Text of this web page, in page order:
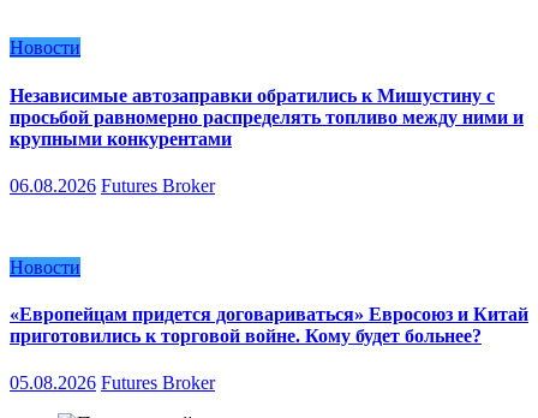
Новости
Независимые автозаправки обратились к Мишустину с
просьбой равномерно распределять топливо между ними и
крупными конкурентами
06.08.2026 Futures Broker
Новости
«Европейцам придется договариваться» Евросоюз и Китай
приготовились к торговой войне. Кому будет больнее?
05.08.2026 Futures Broker